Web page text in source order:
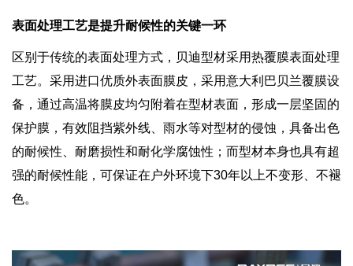
表面处理工艺是提升耐候性的关键一环
区别于传统的表面处理方式，贝迪型材采用热覆膜表面处理
工艺。采用进口优质外表面膜皮，采用意大利巴贝兰覆膜设
备，通过高温将膜皮均匀附着在型材表面，形成一层坚固的
保护膜，有效阻挡紫外线、雨水等对型材的侵蚀，具备出色
的耐候性、耐磨损性和耐化学腐蚀性；而型材本身也具有超
强的耐候性能，可保证在户外环境下30年以上不变形、不褪
色。